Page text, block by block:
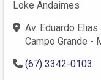
Loke Andaimes
Av. Eduardo
Campo Grande -
(67) 3342-0103